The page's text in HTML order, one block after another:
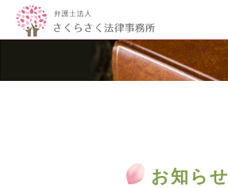
お知らせ